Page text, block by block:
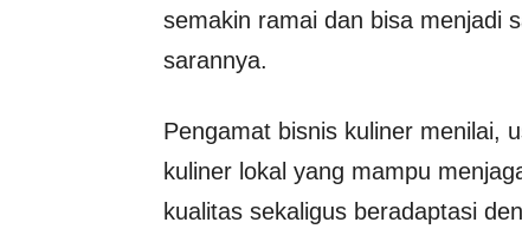
semakin ramai dan bisa menjadi
sarannya.
Pengamat bisnis kuliner menilai,
kuliner lokal yang mampu
kualitas sekaligus beradaptasi